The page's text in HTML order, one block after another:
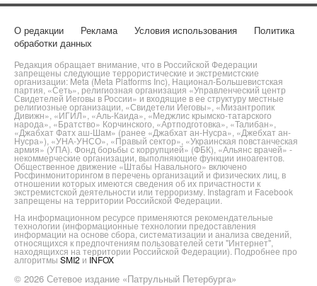
О редакции Реклама Условия использования
Политика
обработки данных
Редакция обращает внимание, что в Российской Федерации
запрещены следующие террористические и экстремистские
организации: Meta (Meta Platforms Inc), Национал-Большевистская
партия, «Сеть», религиозная организация «Управленческий центр
Свидетелей Иеговы в России» и входящие в ее структуру местные
религиозные организации, «Свидетели Иеговы», «Мизантропик
Дивижн», «ИГИЛ», «Аль-Каида», «Меджлис крымско-татарского
народа», «Братство» Корчинского, «Артподготовка», «Талибан»,
«Джабхат Фатх аш-Шам» (ранее «Джабхат ан-Нусра», «Джебхат ан-
Нусра»), «УНА-УНСО», «Правый сектор», «Украинская повстанческая
армия» (УПА). Фонд борьбы с коррупцией» (ФБК), «Альянс врачей» -
некоммерческие организации, выполняющие функции иноагентов.
Общественное движение «Штабы Навального» включено
Росфинмониторингом в перечень организаций и физических лиц, в
отношении которых имеются сведения об их причастности к
экстремистской деятельности или терроризму. Instagram и Facebook
запрещены на территории Российской Федерации.
На информационном ресурсе применяются рекомендательные
технологии (информационные технологии предоставления
информации на основе сбора, систематизации и анализа сведений,
относящихся к предпочтениям пользователей сети "Интернет",
находящихся на территории Российской Федерации). Подробнее про
алгоритмы SMI2 и INFOX
© 2026 Сетевое издание «Патрульный Петербурга»